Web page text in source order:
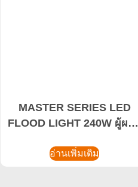
MASTER SERIES LED
FLOOD LIGHT 240W ผู้ผลิต
อ่านเพิ่มเติม